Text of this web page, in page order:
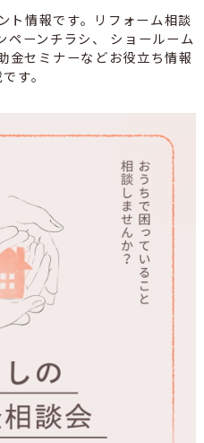
ト情報です。リフォーム相談
ーンチラシ、
ショールーム
金セミナーなどお役立ち情報
す。